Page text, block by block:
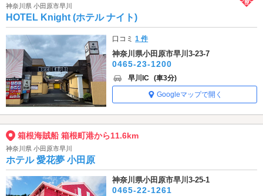
神奈川県 小田原市早川
HOTEL Knight (ホテル ナイト)
口コミ1 件
神奈川県小田原市早川3-23-7
0465-23-1200
早川IC (車3分)
Googleマップで開く
箱根海賊船 箱根町港から11.6km
神奈川県 小田原市早川
ホテル 愛花夢 小田原
神奈川県小田原市早川3-25-1
0465-22-1261